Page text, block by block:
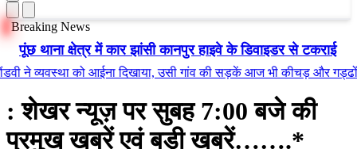
Breaking News
पूंछ थाना क्षेत्र में कार झांसी कानपुर हाइवे के डिवाइडर से टकराई
को आईना दिखाया, उसी गांव की सड़कें आज भी कीचड़ और गड्ढों में
: शेखर न्यूज़ पर सुबह 7:00 बजे की
प्रमुख खबरें एवं बड़ी खबरें…….*